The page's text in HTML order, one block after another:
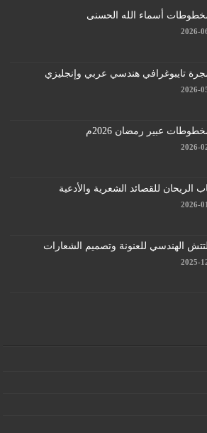
أسماء الله الحسنى
2026-
تايبوغرافي هندسي عربي وإنجليزي
2026-
عبير رمضان 2026م
2026-
الريحان للقصائد الشعرية والأدعية
2026-
الهندسي للعنونة وتصميم الشعارات
2025-